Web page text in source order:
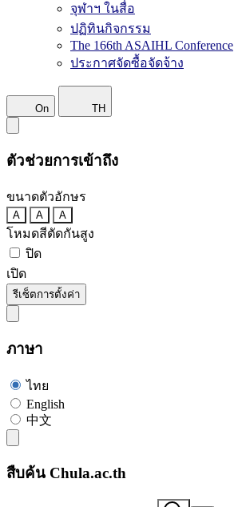
จุฬาฯ ในสื่อ
ปฏิทินกิจกรรม
The 166th ASAIHL Conference
ประกาศจัดซื้อจัดจ้าง
On TH
ตัวช่วยการเข้าถึง
ขนาดตัวอักษร
A A A
โหมดสีตัดกันสูง
ปิด
เปิด
รีเซ็ตการตั้งค่า
ภาษา
ไทย
English
中文
สืบค้น Chula.ac.th